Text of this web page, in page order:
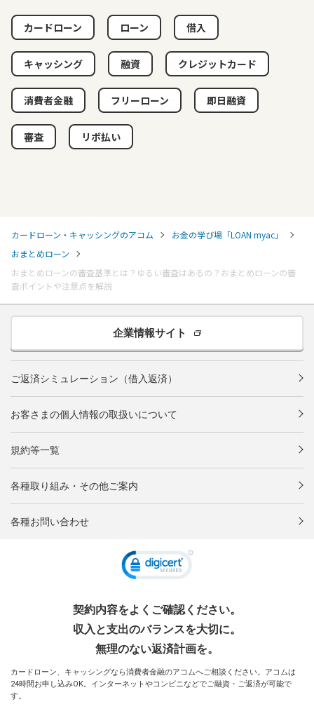
カードローン ローン 借入
キャッシング 融資 クレジットカード
消費者金融 フリーローン 即日融資
審査 リボ払い
カードローン・キャッシングのアコム
お金の学び場「LOAN myac」
おまとめローン
おまとめローンの審査基準とは？ゆるい審査はあるの？おまとめローンの審
査ポイントや注意点を解説
企業情報サイト
ご返済シミュレーション（借入返済）
お客さまの個人情報の取扱いについて
規約等一覧
各種取り組み・その他ご案内
各種お問い合わせ
契約内容をよくご確認ください。
収入と支出のバランスを大切に。
無理のない返済計画を。
カードローン、キャッシングなら消費者金融のアコムへご相談ください。アコムは
24時間お申し込みOK。インターネットやコンビニなどでご融資・ご返済が可能で
す。